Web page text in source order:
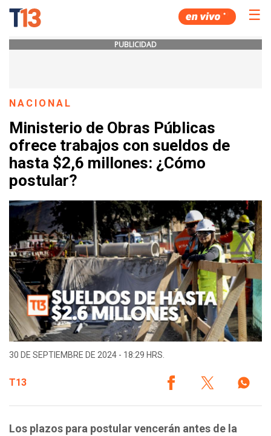
☰
PUBLICIDAD
NACIONAL
Ministerio de Obras Públicas
ofrece trabajos con sueldos de
hasta $2,6 millones: ¿Cómo
postular?
30 DE SEPTIEMBRE DE 2024 - 18:29 HRS.
T13
Los plazos para postular vencerán antes de la